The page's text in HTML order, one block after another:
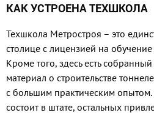
КАК УСТРОЕНА ТЕХШКОЛА
Техшкола Метростроя – это
сто­лице с лицензией на
Кроме того, здесь есть
материал о строитель­стве
с большим практическим
состоит в штате, остальных